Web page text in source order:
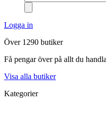
Logga in
Över 1290 butiker
Få pengar över på allt du
Visa alla butiker
Kategorier